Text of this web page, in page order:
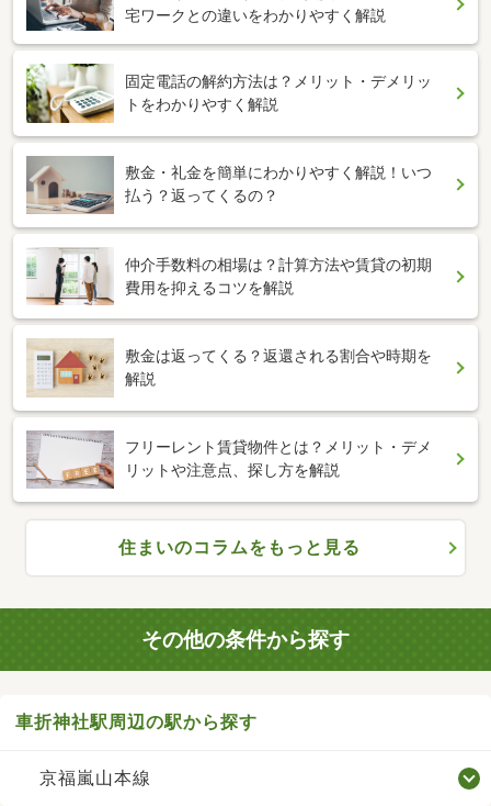
宅ワークとの違いをわかりやすく解説
固定電話の解約方法は？メリット・デメリッ
トをわかりやすく解説
敷金・礼金を簡単にわかりやすく解説！いつ
払う？返ってくるの？
仲介手数料の相場は？計算方法や賃貸の初期
費用を抑えるコツを解説
敷金は返ってくる？返還される割合や時期を
解説
フリーレント賃貸物件とは？メリット・デメ
リットや注意点、探し方を解説
住まいのコラムをもっと見る
その他の条件から探す
車折神社駅周辺の駅から探す
京福嵐山本線